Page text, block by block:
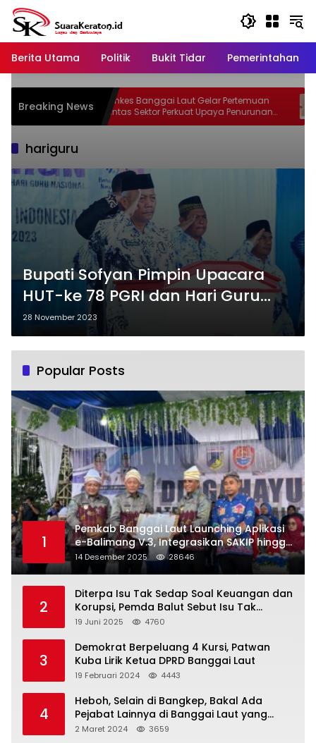
Langsung
konten
Berita Utama
Politik Bukit Tidar Pemerintahan
Breaking News
dan
Dinkes Banggai Laut Gelar Pertemuan
Lintas Sektor Perkuat Upaya Penurunan
Stunting di Banggai Laut
hariguru
Bupati Sofyan Pimpin Upacara
HUT-ke 78 PGRI dan Hari Guru
Nasional Tahun 2023
28 November 2023
Popular Posts
1
Pemkab Banggai Laut Launching Aplikasi
e-Balimang V.3, Integrasikan SAKIP hingga
Satu Data Layanan Publik
14 Desember 2025 28646
2
Diterpa Isu Tak Sedap Soal Keuangan dan
Korupsi, Pemda Balut Sebut Isu Tak
Berdasar
19 Juni 2025 4760
3
Demokrat Berpeluang 4 Kursi, Patwan
Kuba Lirik Ketua DPRD Banggai Laut
19 Februari 2024 4443
4
Heboh, Selain di Bangkep, Bakal Ada
Pejabat Lainnya di Banggai Laut yang
Bakal di Ciduk, Bagini Kata Kapolres!
2 Maret 2024 3659